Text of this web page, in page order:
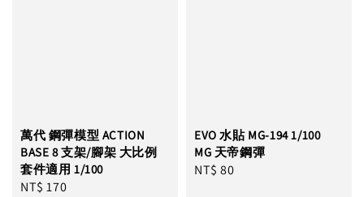
萬代 鋼彈模型 ACTION
BASE 8 支架/腳架 大比例
套件適用 1/100
Regular
NT$ 170
EVO 水貼 MG-194 1/100
MG 天帝鋼彈
Regular
NT$ 80